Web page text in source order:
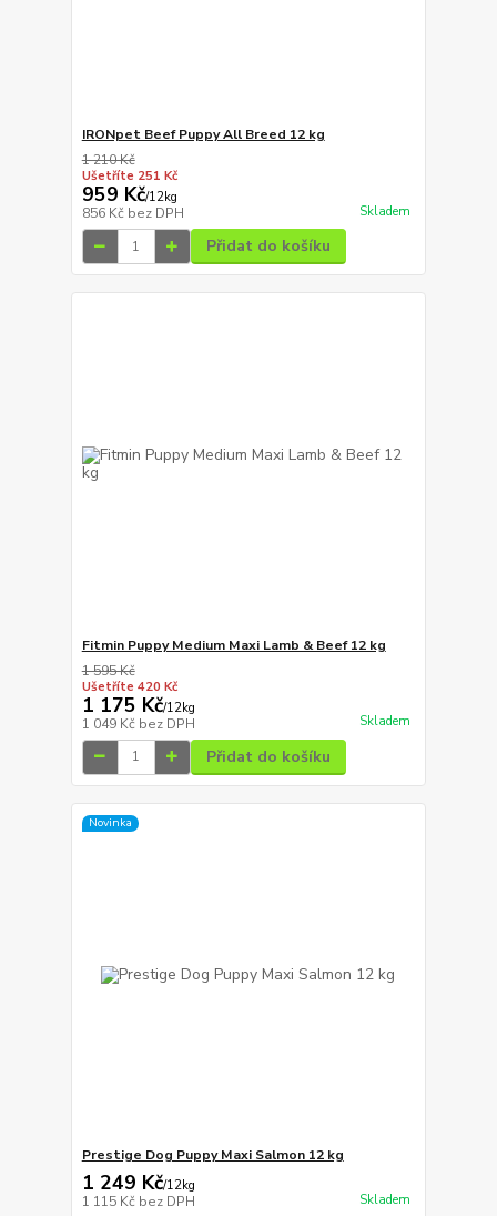
IRONpet Beef Puppy All Breed 12 kg
1 210 Kč
Ušetříte 251 Kč
959 Kč/12kg
856 Kč bez DPH Skladem
Přidat do košíku
Fitmin Puppy Medium Maxi Lamb & Beef 12 kg
1 595 Kč
Ušetříte 420 Kč
1 175 Kč/12kg
1 049 Kč bez DPH Skladem
Přidat do košíku
Novinka
Prestige Dog Puppy Maxi Salmon 12 kg
1 249 Kč/12kg
1 115 Kč bez DPH Skladem